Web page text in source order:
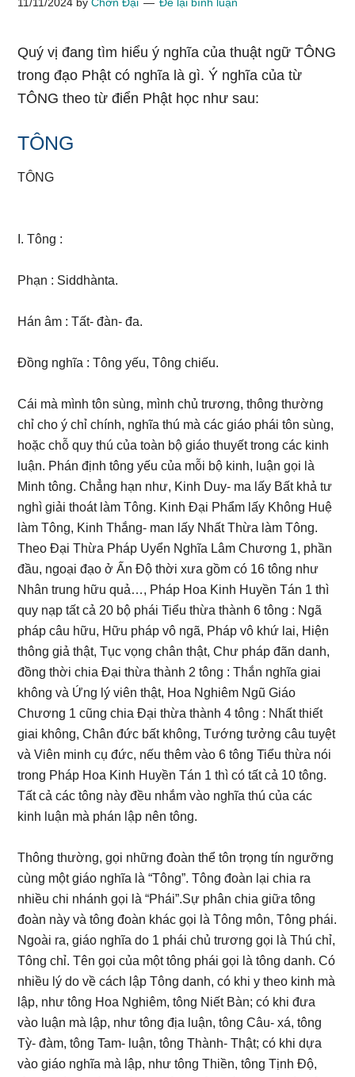
Quý vị đang tìm hiểu ý nghĩa của thuật ngữ TÔNG
trong đạo Phật có nghĩa là gì. Ý nghĩa của từ
TÔNG theo từ điển Phật học như sau:
TÔNG
TÔNG
I. Tông :
Phạn : Siddhànta.
Hán âm : Tất- đàn- đa.
Đồng nghĩa : Tông yếu, Tông chiếu.
Cái mà mình tôn sùng, mình chủ trương, thông thường
chỉ cho ý chỉ chính, nghĩa thú mà các giáo phái tôn sùng,
hoặc chỗ quy thú của toàn bộ giáo thuyết trong các kinh
luận. Phán định tông yếu của mỗi bộ kinh, luận gọi là
Minh tông. Chẳng hạn như, Kinh Duy- ma lấy Bất khả tư
nghì giải thoát làm Tông. Kinh Đại Phẩm lấy Không Huệ
làm Tông, Kinh Thắng- man lấy Nhất Thừa làm Tông.
Theo Đại Thừa Pháp Uyển Nghĩa Lâm Chương 1, phần
đầu, ngoại đạo ở Ấn Độ thời xưa gồm có 16 tông như
Nhân trung hữu quả…, Pháp Hoa Kinh Huyền Tán 1 thì
quy nạp tất cả 20 bộ phái Tiểu thừa thành 6 tông : Ngã
pháp câu hữu, Hữu pháp vô ngã, Pháp vô khứ lai, Hiện
thông giả thật, Tục vọng chân thật, Chư pháp đãn danh,
đồng thời chia Đại thừa thành 2 tông : Thắn nghĩa giai
không và Ứng lý viên thật, Hoa Nghiêm Ngũ Giáo
Chương 1 cũng chia Đại thừa thành 4 tông : Nhất thiết
giai không, Chân đức bất không, Tướng tưởng câu tuyệt
và Viên minh cụ đức, nếu thêm vào 6 tông Tiểu thừa nói
trong Pháp Hoa Kinh Huyền Tán 1 thì có tất cả 10 tông.
Tất cả các tông này đều nhắm vào nghĩa thú của các
kinh luận mà phán lập nên tông.
Thông thường, gọi những đoàn thể tôn trọng tín ngưỡng
cùng một giáo nghĩa là “Tông”. Tông đoàn lại chia ra
nhiều chi nhánh gọi là “Phái”.Sự phân chia giữa tông
đoàn này và tông đoàn khác gọi là Tông môn, Tông phái.
Ngoài ra, giáo nghĩa do 1 phái chủ trương gọi là Thú chỉ,
Tông chỉ. Tên gọi của một tông phái gọi là tông danh. Có
nhiều lý do về cách lập Tông danh, có khi y theo kinh mà
lập, như tông Hoa Nghiêm, tông Niết Bàn; có khi đưa
vào luận mà lập, như tông địa luận, tông Câu- xá, tông
Tỳ- đàm, tông Tam- luận, tông Thành- Thật; có khi dựa
vào giáo nghĩa mà lập, như tông Thiền, tông Tịnh Độ,